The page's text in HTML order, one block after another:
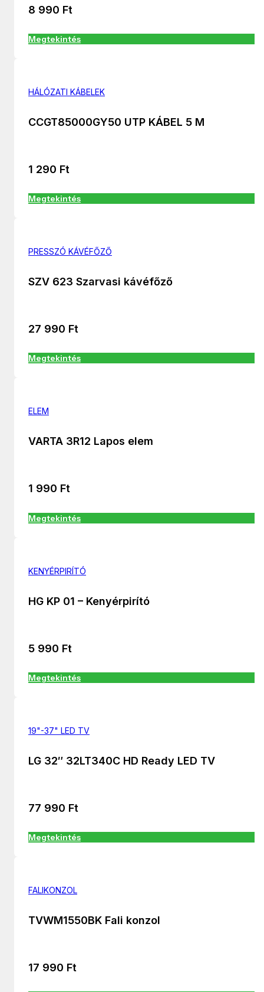
8 990 Ft
Megtekintés
HÁLÓZATI KÁBELEK
CCGT85000GY50 UTP KÁBEL 5 M
1 290 Ft
Megtekintés
PRESSZÓ KÁVÉFŐZŐ
SZV 623 Szarvasi kávéfőző
27 990 Ft
Megtekintés
ELEM
VARTA 3R12 Lapos elem
1 990 Ft
Megtekintés
KENYÉRPIRÍTÓ
HG KP 01 – Kenyérpirító
5 990 Ft
Megtekintés
19"-37" LED TV
LG 32″ 32LT340C HD Ready LED TV
77 990 Ft
Megtekintés
FALIKONZOL
TVWM1550BK Fali konzol
17 990 Ft